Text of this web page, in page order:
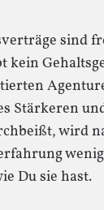
sind
kein
Stärkeren
wird
Du sie hast.